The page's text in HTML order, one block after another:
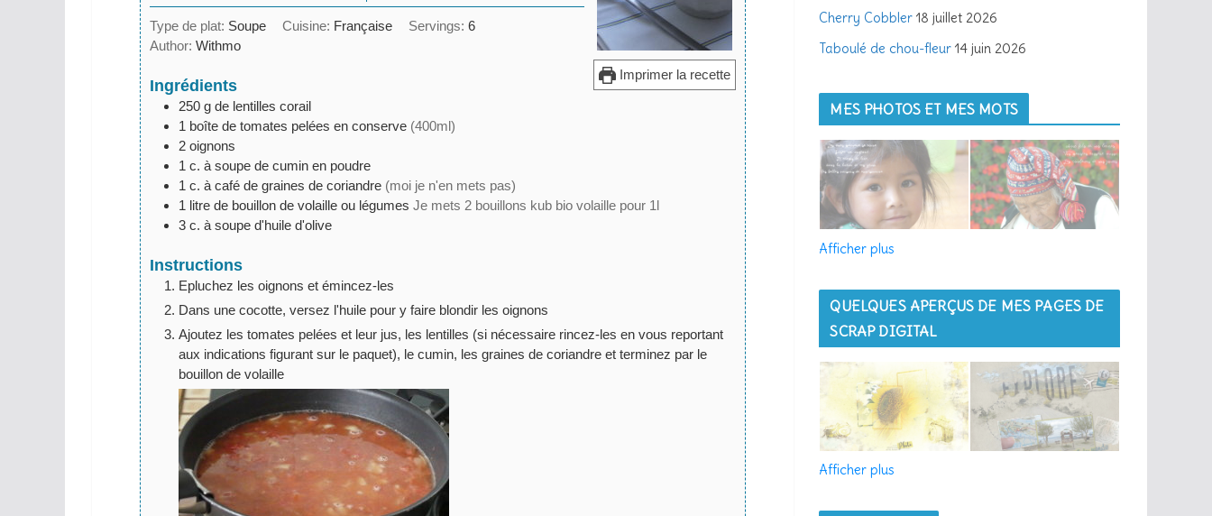
Imprimer la recette
Type de plat: Soupe Cuisine: Française Servings:6
Author:Withmo
Ingrédients
250 g de lentilles corail
1 boîte de tomates pelées en conserve (400ml)
2 oignons
1 c. à soupe de cumin en poudre
1 c. à café de graines de coriandre (moi je n'en mets pas)
1 litre de bouillon de volaille ou légumes Je mets 2 bouillons kub bio volaille pour 1l
3 c. à soupe d'huile d'olive
Instructions
Epluchez les oignons et émincez-les
Dans une cocotte, versez l'huile pour y faire blondir les oignons
Ajoutez les tomates pelées et leur jus, les lentilles (si nécessaire rincez-les en vous reportant
aux indications figurant sur le paquet), le cumin, les graines de coriandre et terminez par le
bouillon de volaille
Cherry Cobbler 18 juillet 2026
Taboulé de chou-fleur 14 juin 2026
MES PHOTOS ET MES MOTS
Afficher plus
QUELQUES APERÇUS DE MES PAGES DE
SCRAP DIGITAL
Afficher plus